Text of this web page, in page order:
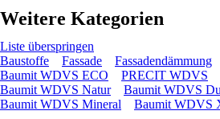
Weitere Kategorien
Liste überspringen
Baustoffe
Fassade Fassadendämmung
Baumit WDVS ECO
PRECIT WDVS
Baumit WDVS Natur
Baumit WDVS
Baumit WDVS Mineral
Baumit WDVS